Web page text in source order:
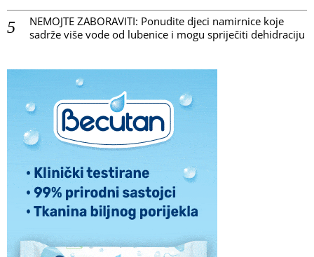
NEMOJTE ZABORAVITI: Ponudite djeci namirnice koje
sadrže više vode od lubenice i mogu spriječiti dehidraciju